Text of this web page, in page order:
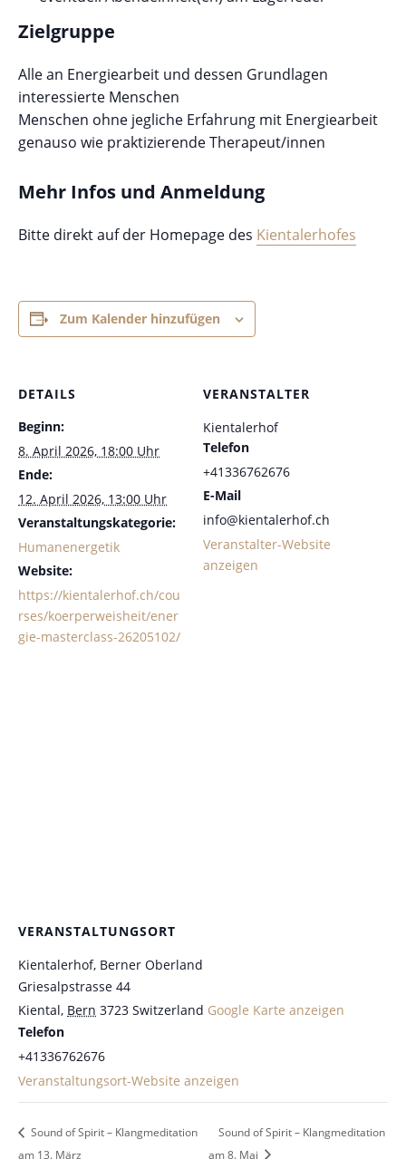
Zielgruppe
Alle an Energiearbeit und dessen Grundlagen
interessierte Menschen
Menschen ohne jegliche Erfahrung mit Energiearbeit
genauso wie praktizierende Therapeut/innen
Mehr Infos und Anmeldung
Bitte direkt auf der Homepage des Kientalerhofes
Zum Kalender hinzufügen
DETAILS
Beginn:
8. April 2026, 18:00 Uhr
Ende:
12. April 2026, 13:00 Uhr
Veranstaltungskategorie:
Humanenergetik
Website:
https://kientalerhof.ch/cou
rses/koerperweisheit/ener
gie-masterclass-26205102/
VERANSTALTER
Kientalerhof
Telefon
+41336762676
E-Mail
info@kientalerhof.ch
Veranstalter-Website
anzeigen
VERANSTALTUNGSORT
Kientalerhof, Berner Oberland
Griesalpstrasse 44
Kiental, Bern 3723 Switzerland Google Karte anzeigen
Telefon
+41336762676
Veranstaltungsort-Website anzeigen
Sound of Spirit – Klangmeditation
am 13. März
Sound of Spirit – Klangmeditation
am 8. Mai